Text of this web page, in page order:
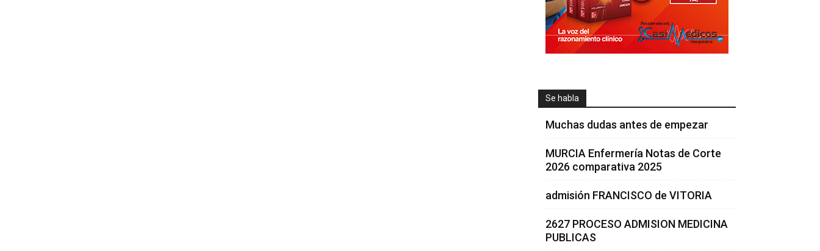
Se habla
Muchas dudas antes de empezar
MURCIA Enfermería Notas de Corte
2026 comparativa 2025
admisión FRANCISCO de VITORIA
2627 PROCESO ADMISION MEDICINA
PUBLICAS